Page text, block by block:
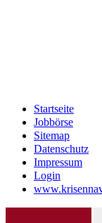
Startseite
Jobbörse
Sitemap
Datenschutz
Impressum
Login